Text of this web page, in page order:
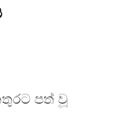
පත් වූ